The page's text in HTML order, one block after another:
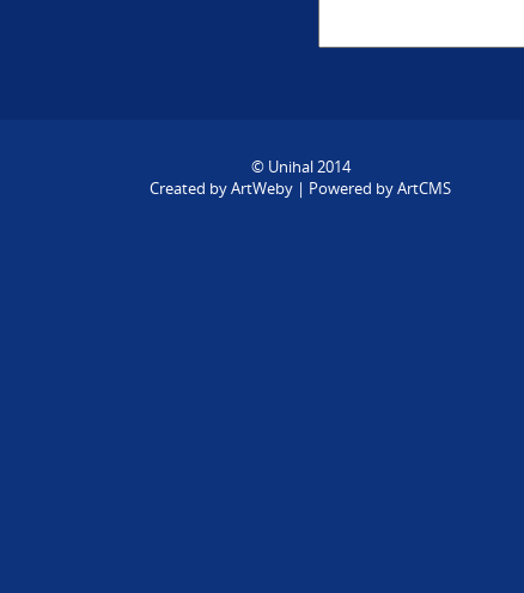
© Unihal 2014
Created byArtWeby | Powered byArtCMS